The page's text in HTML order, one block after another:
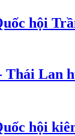
hội
Thái Lan
hội